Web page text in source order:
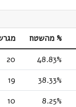
% מהשטח
48.83%
20
38.33%
19
8.25%
10